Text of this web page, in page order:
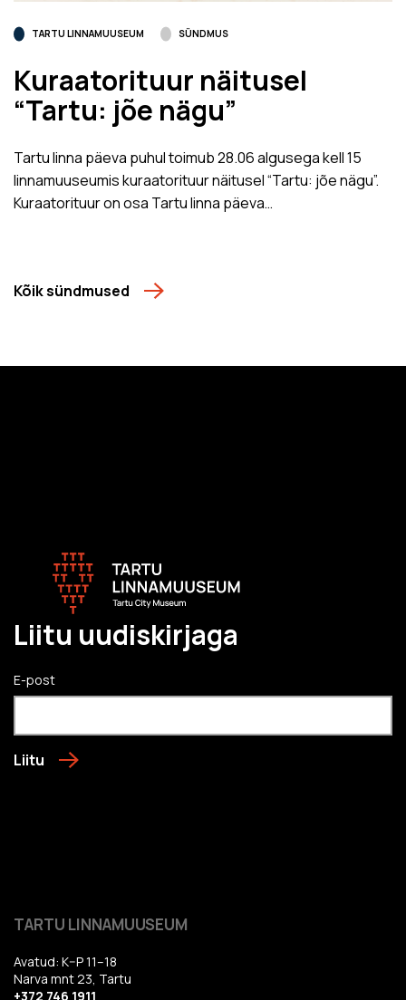
TARTU LINNAMUUSEUM SÜNDMUS
Kuraatorituur näitusel
“Tartu: jõe nägu”
Tartu linna päeva puhul toimub 28.06 algusega kell 15
linnamuuseumis kuraatorituur näitusel “Tartu: jõe nägu”.
Kuraatorituur on osa Tartu linna päeva…
Kõik sündmused
Liitu uudiskirjaga
E-post
Liitu
TARTU LINNAMUUSEUM
Avatud: K–P 11–18
Narva mnt 23, Tartu
+372 746 1911